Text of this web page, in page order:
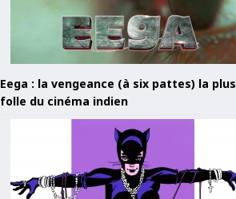
Eega : la vengeance (à six pattes) la plus
folle du cinéma indien